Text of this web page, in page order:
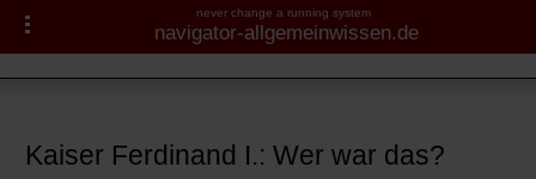
never change a running system
navigator-allgemeinwissen.de
Kaiser Ferdinand I.: Wer war das?
Navigator-Medizin.de
► Krankheiten
Habsburger
Karl V.